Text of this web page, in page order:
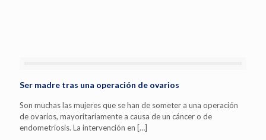
Ser madre tras una operación de ovarios
Son muchas las mujeres que se han de someter a una operación
de ovarios, mayoritariamente a causa de un cáncer o de
endometriosis. La intervención en […]